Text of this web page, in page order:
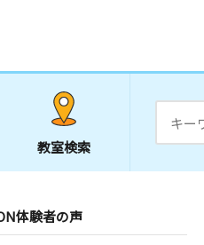
教室検索
体験者の声